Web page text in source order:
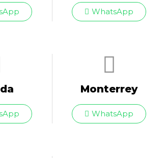
WhatsApp
Monterrey
WhatsApp